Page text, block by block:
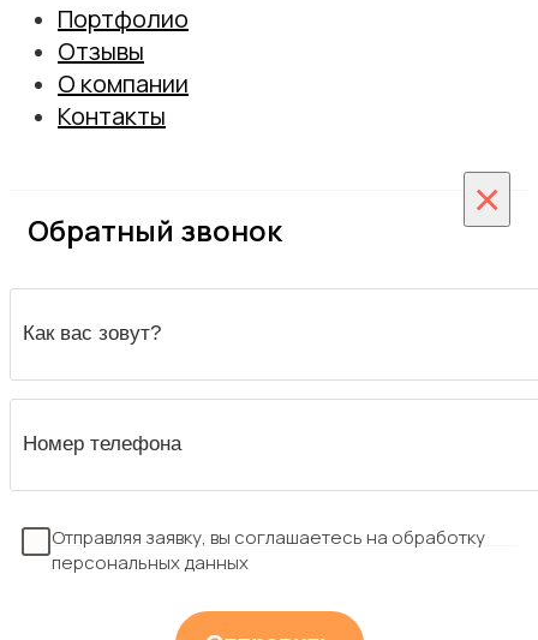
Монтаж
Установка дверей из массива
Монтаж скрытых дверей
Замер
Межкомнатные двери
Входные двери
Портфолио
Отзывы
О компании
Сотрудничество
Контакты
×
Обратный звонок
Отправляя заявку, вы соглашаетесь на обработку
персональных данных